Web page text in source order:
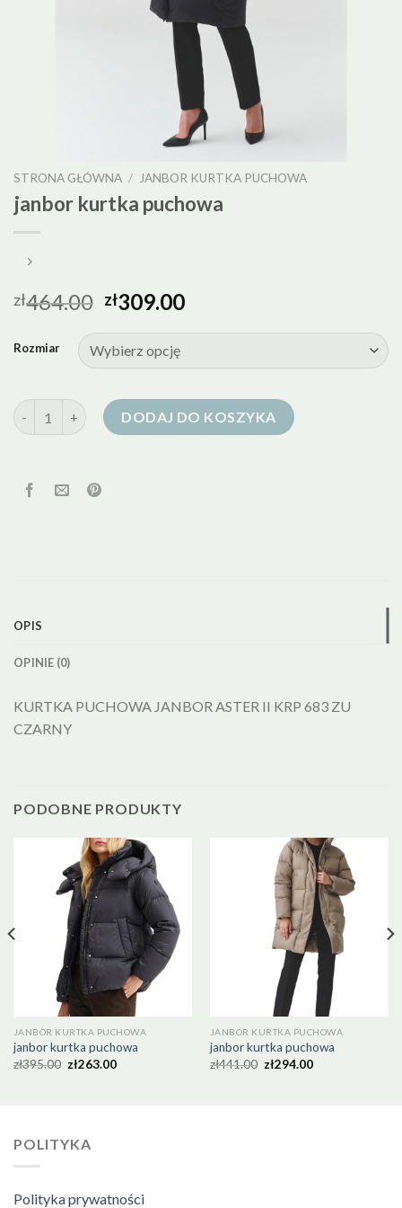
STRONA GŁÓWNA / JANBOR KURTKA PUCHOWA
janbor kurtka puchowa
zł464.00 zł309.00
Rozmiar
ilość janbor kurtka puchowaDODAJ DO KOSZYKA
OPIS
OPINIE (0)
KURTKA PUCHOWA JANBOR ASTER II KRP 683 ZU
CZARNY
PODOBNE PRODUKTY
JANBOR KURTKA PUCHOWA
janbor kurtka puchowa
zł395.00 zł263.00
JANBOR KURTKA PUCHOWA
janbor kurtka puchowa
zł441.00 zł294.00
POLITYKA
Polityka prywatności